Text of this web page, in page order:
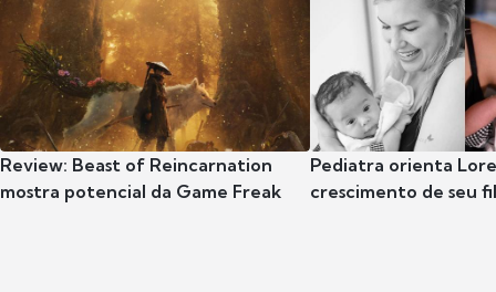
Review: Beast of Reincarnation
mostra potencial da Game Freak
Pediatra orienta
crescimento de seu